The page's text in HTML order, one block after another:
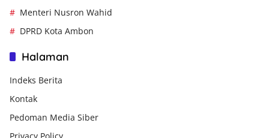
Menteri Nusron Wahid
DPRD Kota Ambon
Halaman
Indeks Berita
Kontak
Pedoman Media Siber